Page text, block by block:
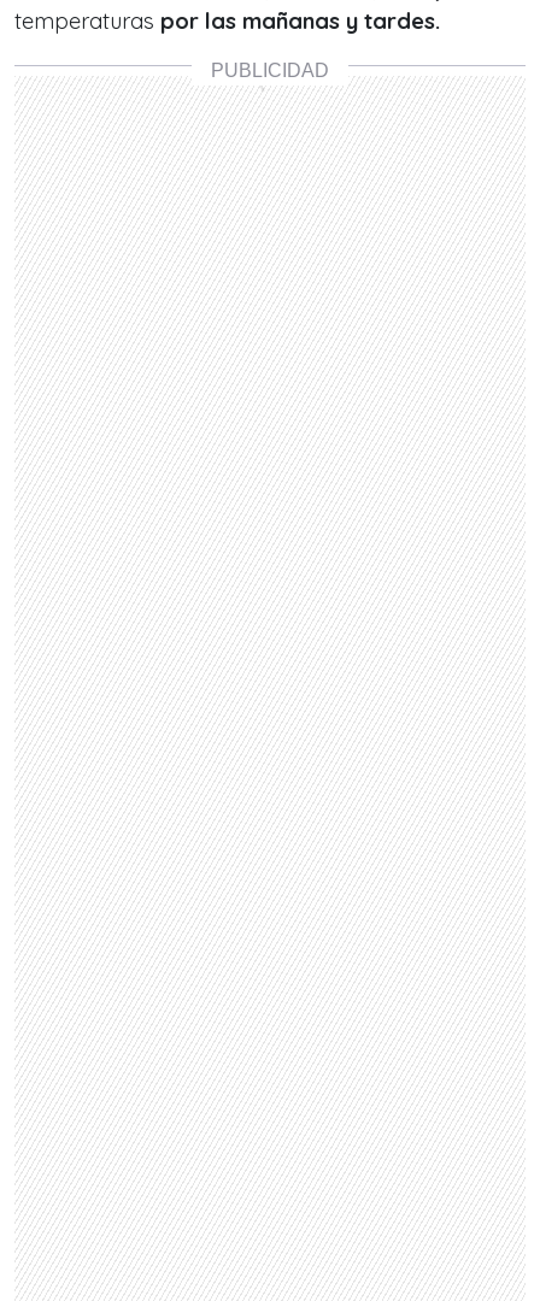
temperaturas por las mañanas y tardes.